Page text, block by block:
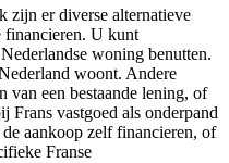
zijn er diverse alternatieve
financieren. U kunt
woning benutten.
woont. Andere
van een bestaande lening, of
Frans vastgoed als onderpand
aankoop zelf financieren, of
Franse